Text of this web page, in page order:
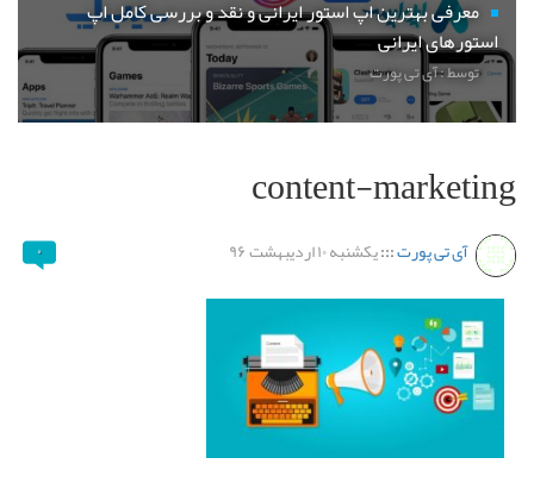
معرفی بهترین اپ استور ایرانی و نقد و بررسی کامل اپ
استورهای ایرانی
توسط : آی تی پورت
content-marketing
آی تی پورت:::یکشنبه ۱۰ اردیبهشت ۹۶ ۰